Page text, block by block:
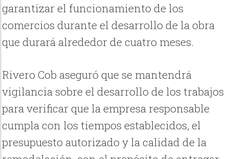
garantizar el funcionamiento de los
comercios durante el desarrollo de la obra
que durará alrededor de cuatro meses.
Rivero Cob aseguró que se mantendrá
vigilancia sobre el desarrollo de los trabajos
para verificar que la empresa responsable
cumpla con los tiempos establecidos, el
presupuesto autorizado y la calidad de la